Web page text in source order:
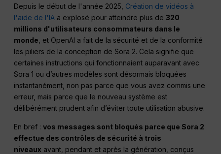
Depuis le début de l'année 2025, Création de vidéos à
l'aide de l'IA a explosé pour atteindre plus de320
millions d'utilisateurs consommateurs dans le
monde , et OpenAI a fait de la sécurité et de la conformité
les piliers de la conception de Sora 2. Cela signifie que
certaines instructions qui fonctionnaient auparavant avec
Sora 1 ou d’autres modèles sont désormais bloquées
instantanément, non pas parce que vous avez commis une
erreur, mais parce que le nouveau système est
délibérément prudent afin d’éviter toute utilisation abusive.
En bref :vos messages sont bloqués parce que Sora 2
effectue des contrôles de sécurité à trois
niveaux avant, pendant et après la génération, conçus